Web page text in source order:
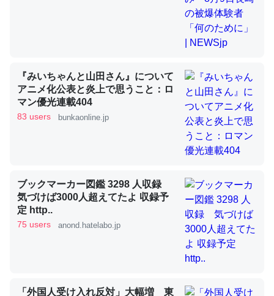
論文では「淡水はカルシウムも酸素も不足してて両方に不
利だから両方が拮抗してるのでは」とあって面白い。海に
いる鋏角類（カブトガニ・ウミグモ）はカルシウムを使わ
ずキチンを強化してる筈だが、酵素が違うのか？
─ニュース :: 【研究発表】昆虫学の大問題＝「昆虫はなぜ海にいな
これを元に考えるとカルシウムを大量に使う脊椎動物と貝
類は苦労してるんだな…。腹足類だと殻を無くしてナメク
いのか」に関する新仮説
『みいちゃんと山田さん』について
アニメ化公表と炎上で思うこと：ロ
マン優光連載404
83 users bunkaonline.jp
ブックマーカー図鑑 3298 人収録
気づけば3000人超えてたよ 収録予
定 http..
75 users anond.hatelabo.jp
「外国人受け入れ反対」大幅増 東